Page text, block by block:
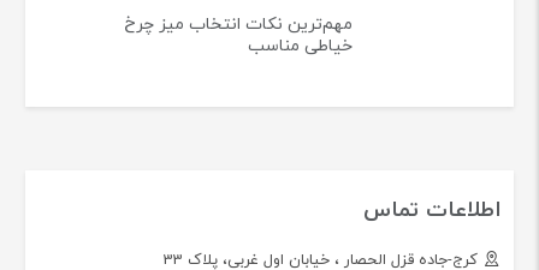
مهم‌ترین نکات انتخاب میز چرخ
خیاطی مناسب
اطلاعات تماس
کرج-جاده قزل الحصار ، خیابان اول غربی، پلاک 33